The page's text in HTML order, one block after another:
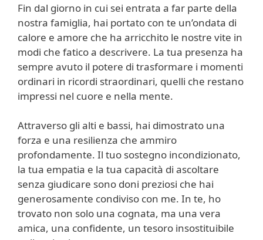
Fin dal giorno in cui sei entrata a far parte della
nostra famiglia, hai portato con te un’ondata di
calore e amore che ha arricchito le nostre vite in
modi che fatico a descrivere. La tua presenza ha
sempre avuto il potere di trasformare i momenti
ordinari in ricordi straordinari, quelli che restano
impressi nel cuore e nella mente.
Attraverso gli alti e bassi, hai dimostrato una
forza e una resilienza che ammiro
profondamente. Il tuo sostegno incondizionato,
la tua empatia e la tua capacità di ascoltare
senza giudicare sono doni preziosi che hai
generosamente condiviso con me. In te, ho
trovato non solo una cognata, ma una vera
amica, una confidente, un tesoro insostituibile